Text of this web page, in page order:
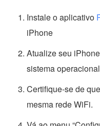
Instale o aplicativo
iPhone
Atualize seu
sistema
Certifique-se de
mesma rede WiFi.